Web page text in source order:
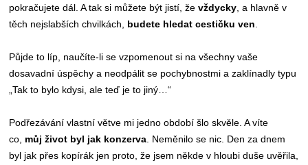
pokračujete dál. A tak si můžete být jistí, ževždycky , a hlavně v
těch nejslabších chvilkách, budete hledat cestičku ven
Půjde to líp, naučíte-li se vzpomenout si na všechny vaše
dosavadní úspěchy a neodpálit se pochybnostmi a zaklínadly typu
„Tak to bylo kdysi, ale teď je to jiný…“
Podřezávání vlastní větve mi jedno období šlo skvěle. A víte
co, můj život byl jak konzerva . Neměnilo se nic. Den za dnem
byl jak přes kopírák jen proto, že jsem někde v hloubi duše uvěřila,